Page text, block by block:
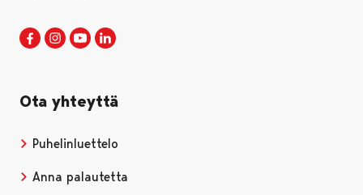
Porin kaupunki Facebookissa
Avautuu uudessa välilehdessä
Porin kaupunki Instagramissa
Avautuu uudessa välilehdessä
Porin kaupunki Youtubessa
Avautuu uudessa välilehdessä
Ota yhteyttä
Puhelinluettelo
Anna palautetta